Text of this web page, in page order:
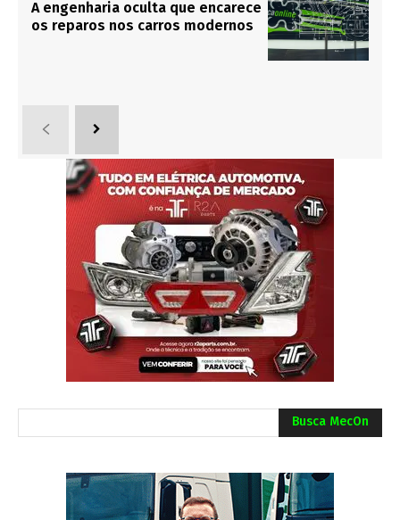
A engenharia oculta que encarece
os reparos nos carros modernos
Busca MecOn